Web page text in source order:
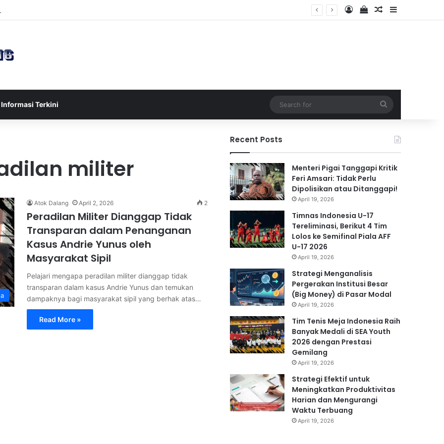
Log InView your
Random Article
Sidebar
Informasi Terkini
for
militer
Atok Dalang April 2, 2026 2
Peradilan Militer Dianggap Tidak
Transparan dalam Penanganan
Kasus Andrie Yunus oleh
Masyarakat Sipil
Pelajari mengapa peradilan militer dianggap tidak
transparan dalam kasus Andrie Yunus dan temukan
dampaknya bagi masyarakat sipil yang berhak atas…
Read More »
Recent Posts
Menteri Pigai Tanggapi Kritik
Feri Amsari: Tidak Perlu
Dipolisikan atau Ditanggapi!
April 19, 2026
Timnas Indonesia U-17
Tereliminasi, Berikut 4 Tim
Lolos ke Semifinal Piala AFF
U-17 2026
April 19, 2026
Strategi Menganalisis
Pergerakan Institusi Besar
(Big Money) di Pasar Modal
April 19, 2026
Tim Tenis Meja Indonesia Raih
Banyak Medali di SEA Youth
2026 dengan Prestasi
Gemilang
April 19, 2026
Strategi Efektif untuk
Meningkatkan Produktivitas
Harian dan Mengurangi
Waktu Terbuang
April 19, 2026